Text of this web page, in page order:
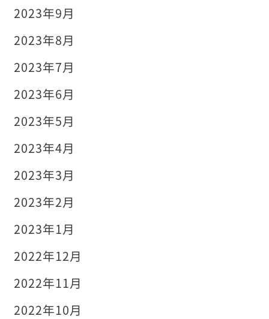
2023年9月
2023年8月
2023年7月
2023年6月
2023年5月
2023年4月
2023年3月
2023年2月
2023年1月
2022年12月
2022年11月
2022年10月